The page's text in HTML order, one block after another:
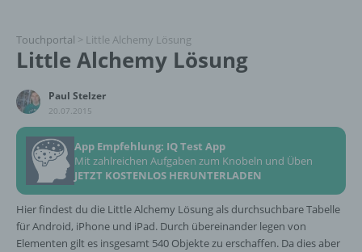
Touchportal > Little Alchemy Lösung
Little Alchemy Lösung
Paul Stelzer
20.07.2015
App Empfehlung: IQ Test App
Mit zahlreichen Aufgaben zum Knobeln und Üben
JETZT KOSTENLOS HERUNTERLADEN
Hier findest du die Little Alchemy Lösung als durchsuchbare Tabelle
für Android, iPhone und iPad. Durch übereinander legen von
Elementen gilt es insgesamt 540 Objekte zu erschaffen. Da dies aber